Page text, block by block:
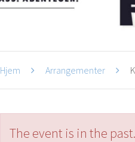
Hjem Arrangementer
The event is in the past.